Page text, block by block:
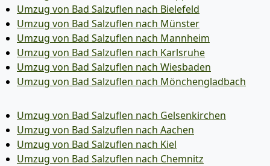
Umzug von Bad Salzuflen nach Bielefeld
Umzug von Bad Salzuflen nach Münster
Umzug von Bad Salzuflen nach Mannheim
Umzug von Bad Salzuflen nach Karlsruhe
Umzug von Bad Salzuflen nach Wiesbaden
Umzug von Bad Salzuflen nach Mönchen­gladbach
Umzug von Bad Salzuflen nach Gelsenkirchen
Umzug von Bad Salzuflen nach Aachen
Umzug von Bad Salzuflen nach Kiel
Umzug von Bad Salzuflen nach Chemnitz